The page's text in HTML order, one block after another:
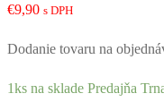
€9,90 s DPH
Dodanie tovaru na
1ks na sklade Predajňa